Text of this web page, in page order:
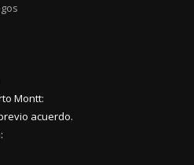
Montt:
acuerdo.